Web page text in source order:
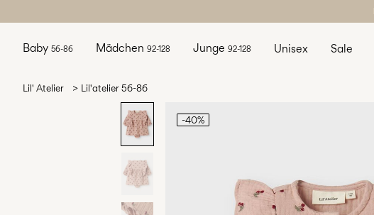
Baby 56-86 Mädchen 92-128 Junge 92-128 Unisex Sale
Lil' Atelier Lil'atelier 56-86
-40%